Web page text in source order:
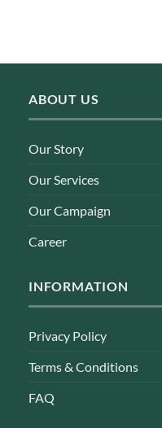
ABOUT US
Our Story
Our Services
Our Campaign
Career
INFORMATION
Privacy Policy
Terms & Conditions
FAQ